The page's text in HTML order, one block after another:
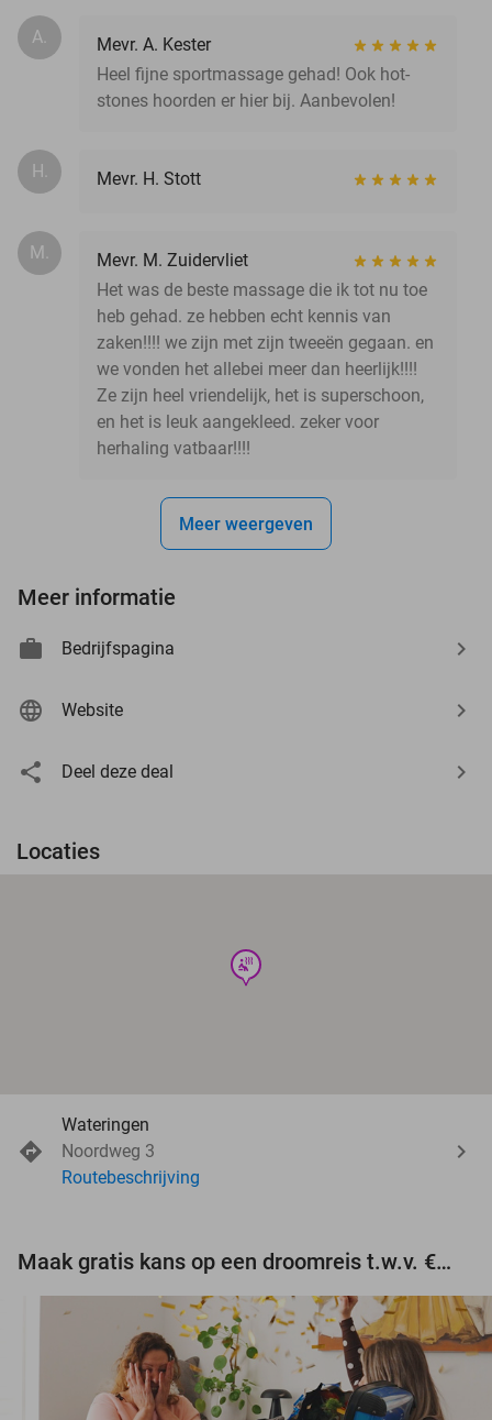
A.
Mevr. A. Kester
Heel fijne sportmassage gehad! Ook hot-
stones hoorden er hier bij. Aanbevolen!
H. Mevr. H. Stott
M.
Mevr. M. Zuidervliet
Het was de beste massage die ik tot nu toe
heb gehad. ze hebben echt kennis van
zaken!!!! we zijn met zijn tweeën gegaan. en
we vonden het allebei meer dan heerlijk!!!!
Ze zijn heel vriendelijk, het is superschoon,
en het is leuk aangekleed. zeker voor
herhaling vatbaar!!!!
Meer weergeven
Meer informatie
Bedrijfspagina
Website
Deel deze deal
Locaties
wellness
Wateringen
Noordweg 3
Routebeschrijving
Maak gratis kans op een droomreis t.w.v. €3.000!